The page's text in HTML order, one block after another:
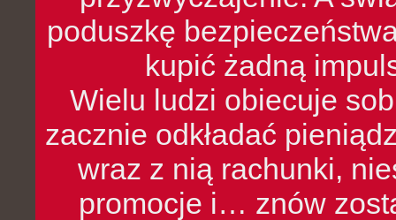
poduszkę
kupić żadną
Wielu ludzi obiecuje
zacznie odkładać
wraz z nią rachunki,
promocje i… znów